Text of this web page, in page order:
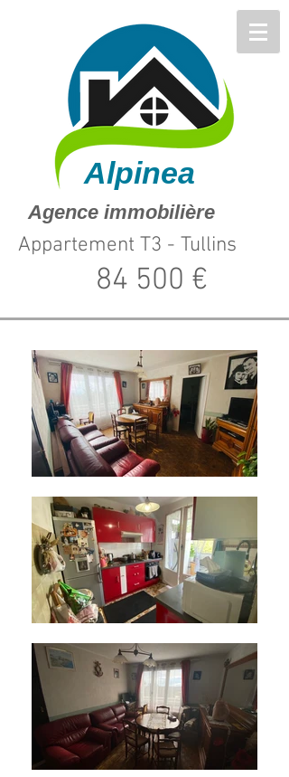
Alpinea
Agence immobilière
Appartement T3 - Tullins
84 500 €